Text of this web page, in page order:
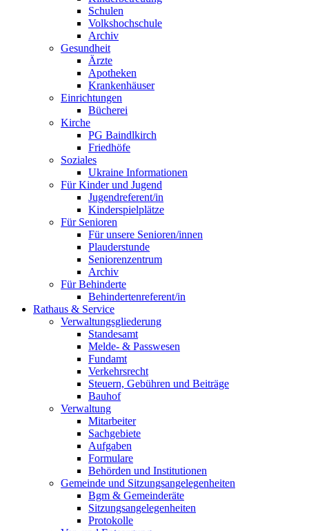
Schulen
Volkshochschule
Archiv
Gesundheit
Ärzte
Apotheken
Krankenhäuser
Einrichtungen
Bücherei
Kirche
PG Baindlkirch
Friedhöfe
Soziales
Ukraine Informationen
Für Kinder und Jugend
Jugendreferent/in
Kinderspielplätze
Für Senioren
Für unsere Senioren/innen
Plauderstunde
Seniorenzentrum
Archiv
Für Behinderte
Behindertenreferent/in
Rathaus & Service
Verwaltungsgliederung
Standesamt
Melde- & Passwesen
Fundamt
Verkehrsrecht
Steuern, Gebühren und Beiträge
Bauhof
Verwaltung
Mitarbeiter
Sachgebiete
Aufgaben
Formulare
Behörden und Institutionen
Gemeinde und Sitzungsangelegenheiten
Bgm & Gemeinderäte
Sitzungsangelegenheiten
Protokolle